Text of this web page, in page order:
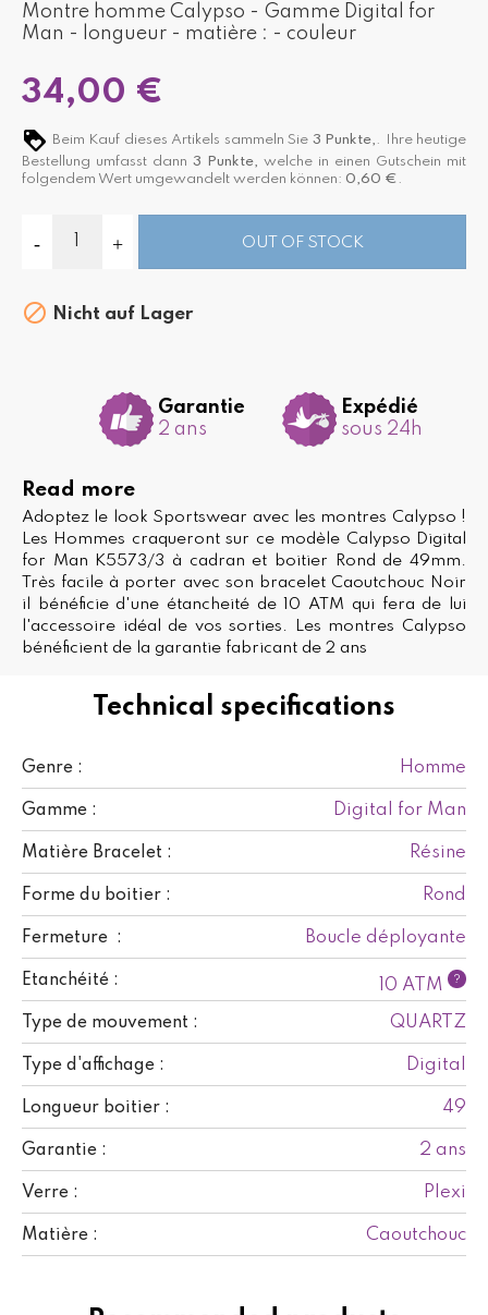
Technical specifications
Genre : Homme
Gamme : Digital for Man
Matière Bracelet : Résine
Forme du boitier : Rond
Fermeture : Boucle déployante
Etanchéité : 10 ATM ?
Type de mouvement : QUARTZ
Type d'affichage : Digital
Longueur boitier : 49
Garantie : 2 ans
Verre : Plexi
Matière : Caoutchouc
Montre homme Calypso - Gamme Digital for
Man - longueur - matière : - couleur
34,00 €
Beim Kauf dieses Artikels sammeln Sie 3 Punkte, . Ihre heutige
Bestellung umfasst dann 3 Punkte, welche in einen Gutschein mit
folgendem Wert umgewandelt werden können: 0,60 € .
OUT OF STOCK
 Nicht auf Lager
Garantie
2 ans
Expédié
sous 24h
Read more
Adoptez le look Sportswear avec les montres Calypso !
Les Hommes craqueront sur ce modèle Calypso Digital
for Man K5573/3 à cadran et boitier Rond de 49mm.
Très facile à porter avec son bracelet Caoutchouc Noir
il bénéficie d'une étancheité de 10 ATM qui fera de lui
l'accessoire idéal de vos sorties. Les montres Calypso
bénéficient de la garantie fabricant de 2 ans